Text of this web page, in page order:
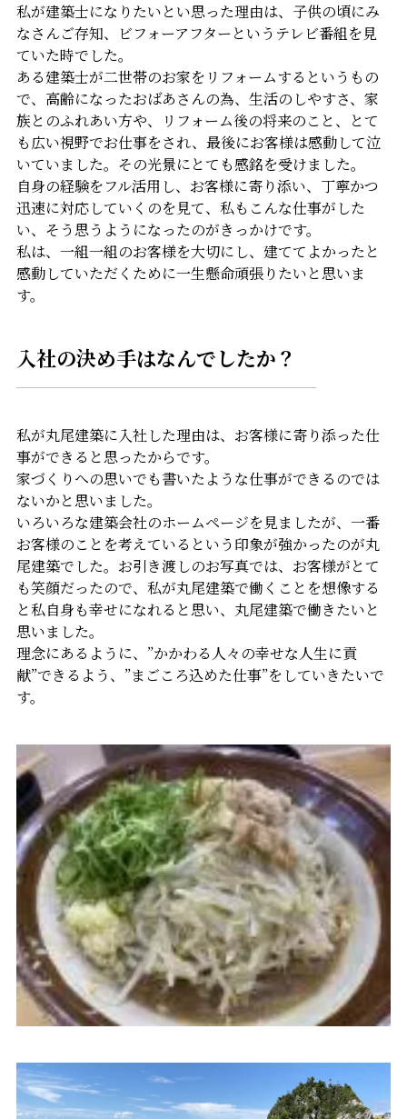
私が建築士になりたいとい思った理由は、子供の頃にみ
なさんご存知、ビフォーアフターというテレビ番組を見
ていた時でした。
ある建築士が二世帯のお家をリフォームするというもの
で、高齢になったおばあさんの為、生活のしやすさ、家
族とのふれあい方や、リフォーム後の将来のこと、とて
も広い視野でお仕事をされ、最後にお客様は感動して泣
いていました。その光景にとても感銘を受けました。
自身の経験をフル活用し、お客様に寄り添い、丁寧かつ
迅速に対応していくのを見て、私もこんな仕事がした
い、そう思うようになったのがきっかけです。
私は、一組一組のお客様を大切にし、建ててよかったと
感動していただくために一生懸命頑張りたいと思いま
す。
入社の決め手はなんでしたか？
私が丸尾建築に入社した理由は、お客様に寄り添った仕
事ができると思ったからです。
家づくりへの思いでも書いたような仕事ができるのでは
ないかと思いました。
いろいろな建築会社のホームページを見ましたが、一番
お客様のことを考えているという印象が強かったのが丸
尾建築でした。お引き渡しのお写真では、お客様がとて
も笑顔だったので、私が丸尾建築で働くことを想像する
と私自身も幸せになれると思い、丸尾建築で働きたいと
思いました。
理念にあるように、”かかわる人々の幸せな人生に貢
献”できるよう、”まごころ込めた仕事”をしていきたいで
す。